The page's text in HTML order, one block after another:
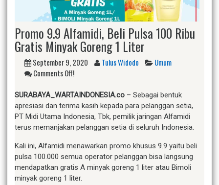
Promo 9.9 Alfamidi, Beli Pulsa 100 Ribu
Gratis Minyak Goreng 1 Liter
September 9, 2020 Tulus Widodo
Umum
Comments Off!
SURABAYA_WARTAINDONESIA.co – Sebagai bentuk
apresiasi dan terima kasih kepada para pelanggan setia,
PT Midi Utama Indonesia, Tbk, pemilik jaringan Alfamidi
terus memanjakan pelanggan setia di seluruh Indonesia.
Kali ini, Alfamidi menawarkan promo khusus 9.9 yaitu beli
pulsa 100.000 semua operator pelanggan bisa langsung
mendapatkan gratis A minyak goreng 1 liter atau Bimoli
minyak goreng 1 liter.